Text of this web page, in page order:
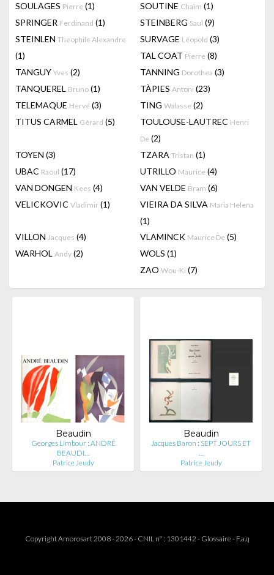
SOULAGES Pierre (1) SOUTINE Chaïm (1)
SPRINGER Ferdinand (1) STEINBERG Saul (9)
STEINLEN Theophile Alexandre
(1)
SURVAGE Léopold (3)
TAL COAT Pierre (8)
TANGUY Yves (2) TANNING Dorothea (3)
TANQUEREL Bruno (1) TÀPIES Antoni (23)
TELEMAQUE Hervé (3) TING Walasse (2)
TITUS CARMEL Gérard (5) TOULOUSE-LAUTREC Henri
De (2)
TOYEN (3) TZARA Tristan (1)
UBAC Raoul (17) UTRILLO Maurice (4)
VAN DONGEN Kees (4) VAN VELDE Bram (6)
VELICKOVIC Vladimir (1) VIEIRA DA SILVA Maria Helena
(1)
VILLON Jacques (4) VLAMINCK Maurice De (5)
WARHOL Andy (2) WOLS (1)
ZAO Wou-Ki (7)
Beaudin
Georges Limbour : ANDRÉ
BEAUDI…
Patrice Jeudy
Beaudin
Jacques Baron : SEPT JOURS ET
…
Patrice Jeudy
Copyright Amorosart 2008 - 2026 - CNIL n° : 1301442 - Glossaire- F.a.q